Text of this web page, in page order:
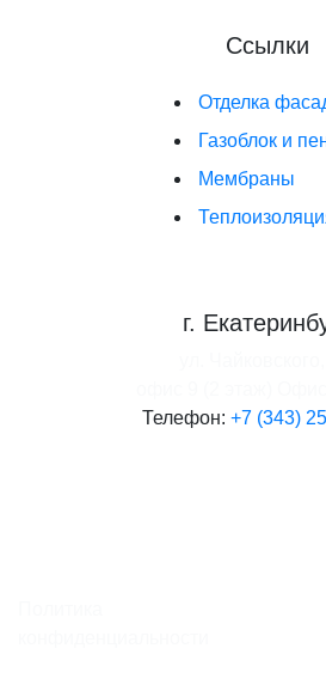
Ссылки
Отделка
Газоблок и
Мембраны
г.
Телефон: +7 (343)